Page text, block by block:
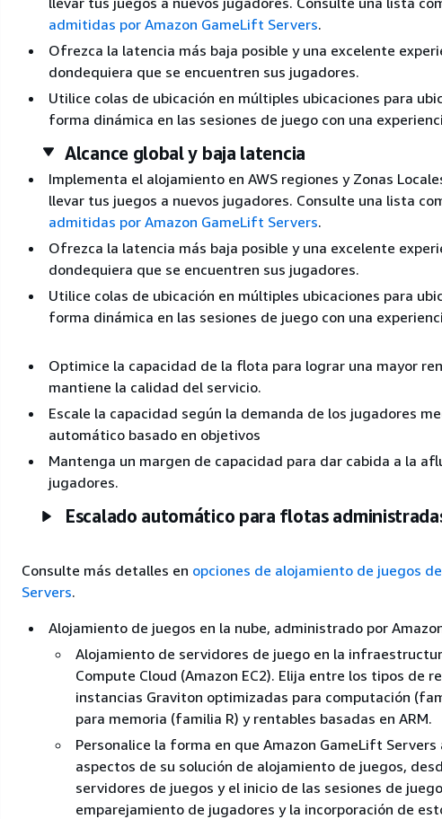
admitidas por Amazon GameLift Servers.
Ofrezca la latencia más baja posible y una excelente
dondequiera que se encuentren sus jugadores.
Utilice colas de ubicación en múltiples ubicaciones para
forma dinámica en las sesiones de juego con una
Alcance global y baja latencia
Implementa el alojamiento en AWS regiones y Zonas
llevar tus juegos a nuevos jugadores. Consulte una lista
admitidas por Amazon GameLift Servers.
Ofrezca la latencia más baja posible y una excelente
dondequiera que se encuentren sus jugadores.
Utilice colas de ubicación en múltiples ubicaciones para
forma dinámica en las sesiones de juego con una
Optimice la capacidad de la flota para lograr una mayor
mantiene la calidad del servicio.
Escale la capacidad según la demanda de los jugadores
automático basado en objetivos
Mantenga un margen de capacidad para dar cabida a la
jugadores.
Escalado automático para flotas
Consulte más detalles en opciones de alojamiento de juegos
Servers.
Alojamiento de juegos en la nube, administrado por
Alojamiento de servidores de juego en la
Compute Cloud (Amazon EC2). Elija entre los tipos de
instancias Graviton optimizadas para computación
para memoria (familia R) y rentables basadas en ARM.
Personalice la forma en que Amazon GameLift
aspectos de su solución de alojamiento de juegos,
servidores de juegos y el inicio de las sesiones de
emparejamiento de jugadores y la incorporación de